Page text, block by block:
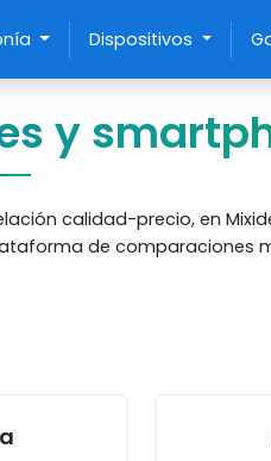
Dispositivos
y
calidad-precio, en
de comparaciones